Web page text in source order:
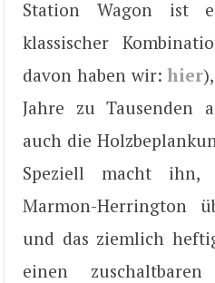
Station Wagon ist
klassischer
davon haben wir:hier
Jahre zu Tausenden
auch die
Speziell macht
Marmon-Herrington
und das ziemlich
einen